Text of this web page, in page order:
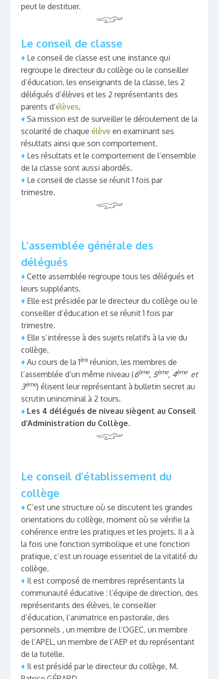
peut le destituer.
Le conseil de classe
♦Le conseil de classe est une instance qui
regroupe le directeur du collège ou le conseiller
d’éducation, les enseignants de la classe, les 2
délégués d’élèves et les 2 représentants des
parents d’élèves.
♦Sa mission est de surveiller le déroulement de la
scolarité de chaque élève en examinant ses
résultats ainsi que son comportement.
♦Les résultats et le comportement de l’ensemble
de la classe sont aussi abordés.
♦Le conseil de classe se réunit 1 fois par
trimestre.
L’assemblée générale des
délégués
♦Cette assemblée regroupe tous les délégués et
leurs suppléants.
♦Elle est présidée par le directeur du collège ou le
conseiller d’éducation et se réunit 1 fois par
trimestre.
♦Elle s’intéresse à des sujets relatifs à la vie du
collège.
♦Au cours de la 1èreréunion, les membres de
l’assemblée d’un même niveau (6ème, 5ème, 4ème et
3ème) élisent leur représentant à bulletin secret au
scrutin uninominal à 2 tours.
♦Les 4 délégués de niveau siègent au Conseil
d’Administration du Collège.
Le conseil d’établissement du
collège
♦C’est une structure où se discutent les grandes
orientations du collège, moment où se vérifie la
cohérence entre les pratiques et les projets. Il a à
la fois une fonction symbolique et une fonction
pratique, c’est un rouage essentiel de la vitalité du
collège.
♦ Il est composé de membres représentants la
communauté éducative : l’équipe de direction, des
représentants des élèves, le conseiller
d’éducation, l’animatrice en pastorale, des
personnels , un membre de l’OGEC, un membre
de l’APEL, un membre de l’AEP et du représentant
de la tutelle.
♦Il est présidé par le directeur du collège, M.